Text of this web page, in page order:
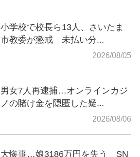
小学校で校長ら13人、さいたま
市教委が懲戒 未払い分...
2026/08/05
男女7人再逮捕…オンラインカジ
ノの賭け金を隠匿した疑...
2026/08/06
大惨事…娘3186万円を失う SN